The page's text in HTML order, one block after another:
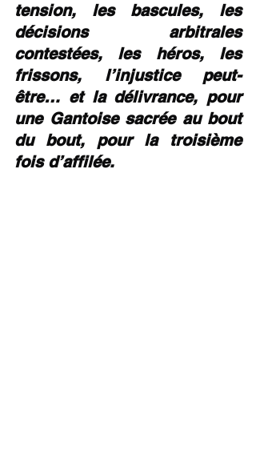
tension, les bascules, les
décisions arbitrales
contestées, les héros, les
frissons, l’injustice peut-
être… et la délivrance, pour
une Gantoise sacrée au bout
du bout, pour la troisième
fois d’affilée.